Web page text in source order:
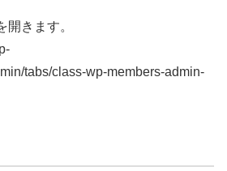
開きます。
tabs/class-wp-members-admin-